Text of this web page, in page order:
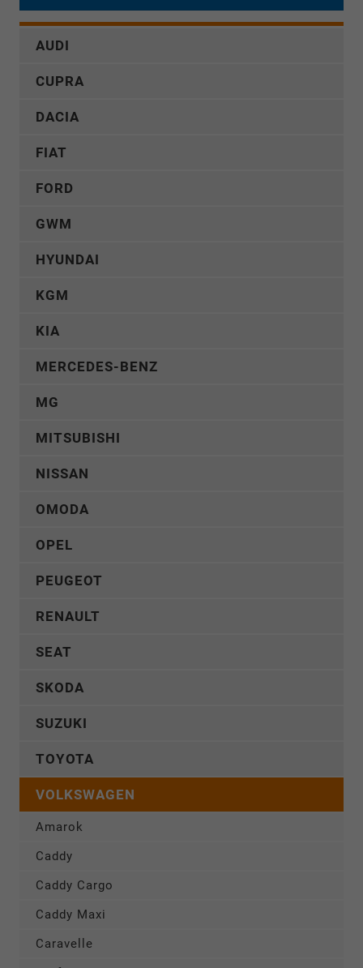
AUDI
CUPRA
DACIA
FIAT
FORD
GWM
HYUNDAI
KGM
KIA
MERCEDES-BENZ
MG
MITSUBISHI
NISSAN
OMODA
OPEL
PEUGEOT
RENAULT
SEAT
SKODA
SUZUKI
TOYOTA
VOLKSWAGEN
Amarok
Caddy
Caddy Cargo
Caddy Maxi
Caravelle